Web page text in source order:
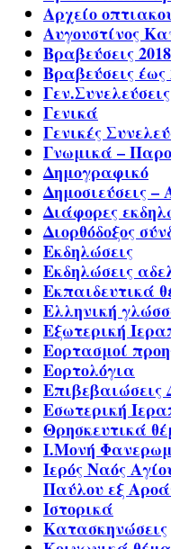
Αρχείο
Αυγουστίνος
Βραβεύσεις 2018
Βραβεύσεις έως
Γενικά
Γενικές
Γνωμικά –
Δημογραφικό
Δημοσιεύσεις –
Διάφορες
Διορθόδοξος
Εκδηλώσεις
Εκδηλώσεις
Εκπαιδευτικά
Ελληνική
Εξωτερική
Εορτασμοί
Εορτολόγια
Εσωτερική
Θρησκευτικά
Ι.Μονή
Ιερός Ναός
Παύλου εξ
Ιστορικά
Κατασκηνώσεις